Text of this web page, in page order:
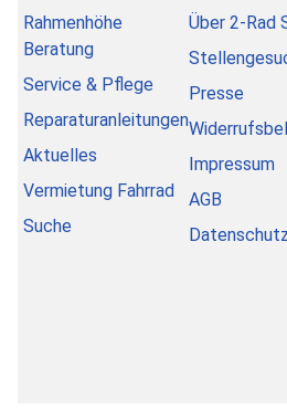
Rahmenhöhe
Beratung
Service & Pflege
Reparaturanleitungen
Aktuelles
Vermietung Fahrrad
Suche
Über 2-Rad
Presse
Impressum
AGB
Datenschutz